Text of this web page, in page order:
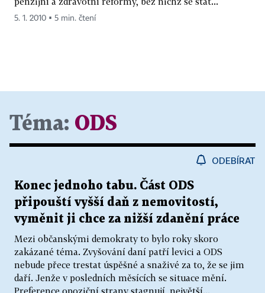
společnosti, multikulturalismus je mrtvý koncept
nanotechnologie, medicína či IT
EU v konkurenceschopnosti a vstoupila do klubu
vychází z inovací a trvale udržitelného rozvoje
Životní prostředí:
- rozvíjet nízkoemisní energetiku, především
jadernou
- úspory energie při výstavbě a provozování budov,
používání energetických spotřebičů v
5. 1. 2010 ▪ 5 min. čtení
Téma: ODS
ODEBÍRAT
Konec jednoho tabu. Část ODS
připouští vyšší daň z nemovitostí,
vyměnit ji chce za nižší zdanění práce
Mezi občanskými demokraty to bylo roky skoro
zakázané téma. Zvyšování daní patří levici a ODS
nebude přece trestat úspěšné a snaživé za to, že se jim
daří. Jenže v posledních měsících se situace mění.
Preference opoziční strany stagnují, největší...